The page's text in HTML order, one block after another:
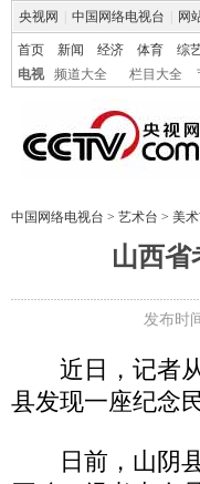
央视网 中国网络电视台 网
首页 新闻 经济 体育 综
电视
频道大全 栏目大全
中国网络电视台 > 艺术台 > 美
山西省
发布时
近日，记者从
县发现一座纪念
日前，山阴县